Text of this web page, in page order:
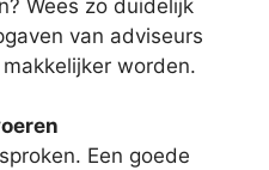
Wees zo duidelijk
van adviseurs
worden.
Een goede